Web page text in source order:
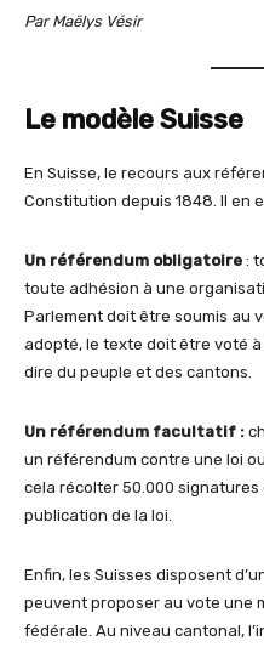
Par Maëlys Vésir
Le modèle Suisse
En Suisse, le recours aux
Constitution depuis 1848. Il en
Un référendum obligatoire :
toute adhésion à une
Parlement doit être soumis au
adopté, le texte doit être voté
dire du peuple et des cantons.
Un référendum facultatif :
un référendum contre une loi
cela récolter 50.000 signatures
publication de la loi.
Enfin, les Suisses disposent
peuvent proposer au vote une
fédérale. Au niveau cantonal,